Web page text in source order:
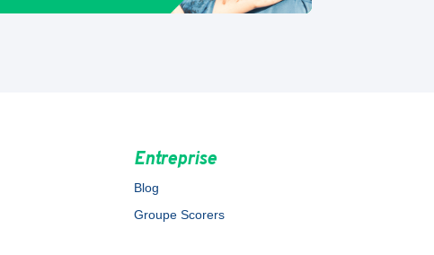
Entreprise
Blog
Groupe Scorers